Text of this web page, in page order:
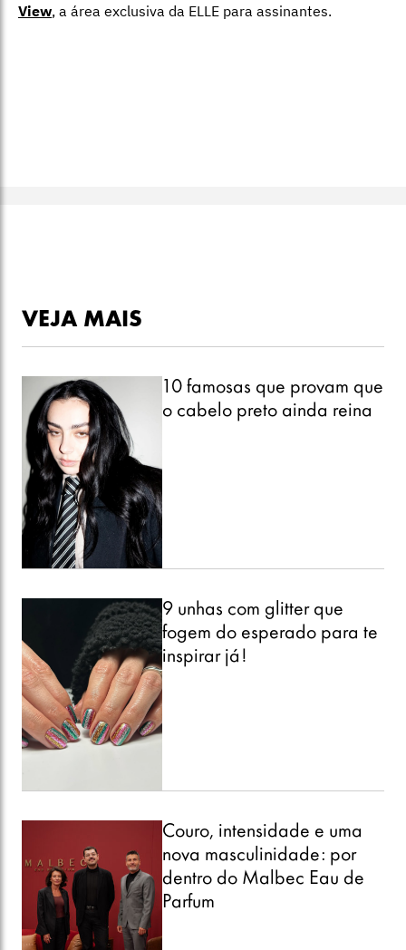
View, a área exclusiva da ELLE para assinantes.
VEJA MAIS
10 famosas que provam que
o cabelo preto ainda reina
9 unhas com glitter que
fogem do esperado para te
inspirar já!
Couro, intensidade e uma
nova masculinidade: por
dentro do Malbec Eau de
Parfum